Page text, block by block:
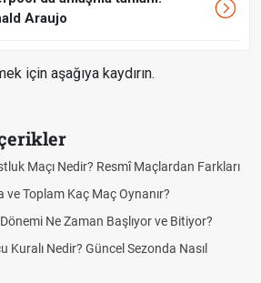
Araujo
için aşağıya kaydırın.
OM ve Diğer Kısaltmalar Ne Anlama Gelir?
Skor ve Sonuç Kavramları
Temel Futbol Kuralları
Nedir? Hangi Organizasyonlarda